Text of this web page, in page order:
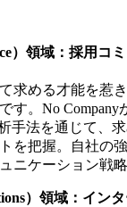
）領域：採用コ
求める才能を惹
す。No Company
手法を通じて、
を把握。自社の
ニケーション戦略
）領域：イン